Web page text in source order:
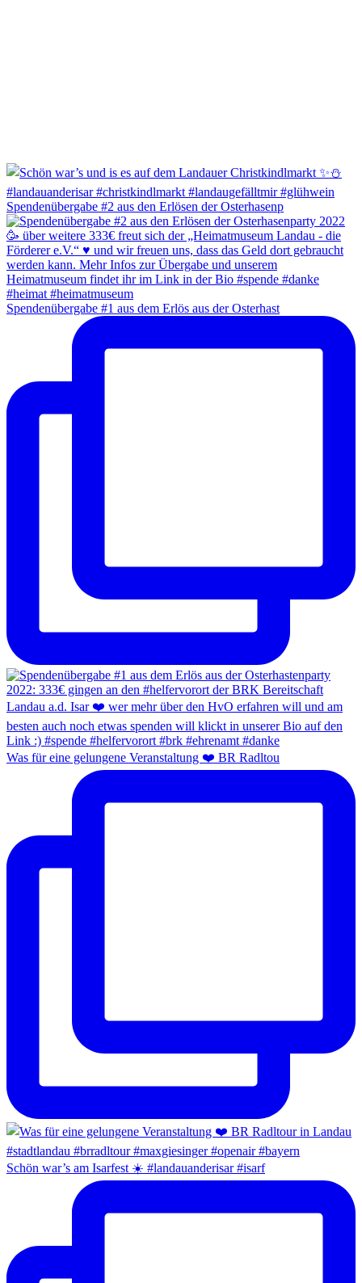
Spendenübergabe #2 aus den Erlösen der Osterhasenp
Spendenübergabe #1 aus dem Erlös aus der Osterhast
Was für eine gelungene Veranstaltung ❤️ BR Radltou
Schön war’s am Isarfest ☀️ #landauanderisar #isarf